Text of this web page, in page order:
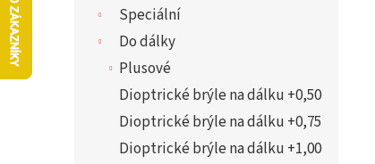
Speciální
Do dálky
Plusové
Dioptrické brýle na dálku +0,50
Dioptrické brýle na dálku +0,75
Dioptrické brýle na dálku +1,00